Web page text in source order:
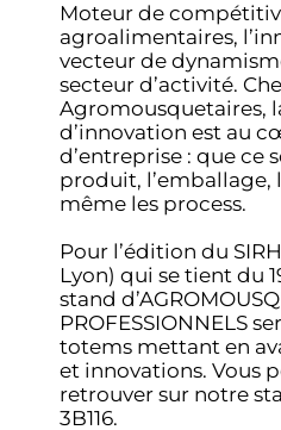
Moteur de
agroalimentaires,
vecteur de
secteur d’activité.
Agromousquetaires,
d’innovation est au
d’entreprise : que ce
produit, l’emballage,
même les process.
Pour l’édition du
Lyon) qui se tient du
stand
PROFESSIONNELS
totems mettant en
et innovations. Vous
retrouver sur notre
3B116.